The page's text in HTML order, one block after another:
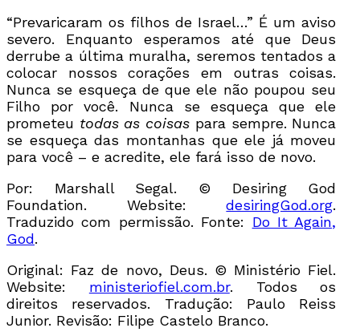
“Prevaricaram os filhos de Israel…” É um aviso
severo. Enquanto esperamos até que Deus
derrube a última muralha, seremos tentados a
colocar nossos corações em outras coisas.
Nunca se esqueça de que ele não poupou seu
Filho por você. Nunca se esqueça que ele
prometeu todas as coisas para sempre. Nunca
se esqueça das montanhas que ele já moveu
para você – e acredite, ele fará isso de novo.
Por: Marshall Segal. © Desiring God
Foundation. Website:desiringGod.org.
Traduzido com permissão. Fonte: Do It Again,
God.
Original: Faz de novo, Deus. © Ministério Fiel.
Website: ministeriofiel.com.br. Todos os
direitos reservados. Tradução: Paulo Reiss
Junior. Revisão: Filipe Castelo Branco.